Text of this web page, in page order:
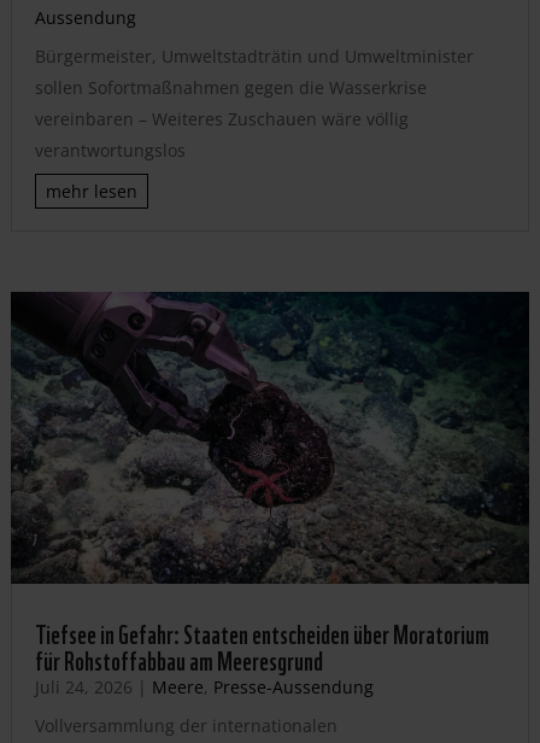
Aussendung
Bürgermeister, Umweltstadträtin und Umweltminister
sollen Sofortmaßnahmen gegen die Wasserkrise
vereinbaren – Weiteres Zuschauen wäre völlig
verantwortungslos
mehr lesen
Tiefsee in Gefahr: Staaten entscheiden über Moratorium
für Rohstoffabbau am Meeresgrund
Juli 24, 2026 | Meere, Presse-Aussendung
Vollversammlung der internationalen